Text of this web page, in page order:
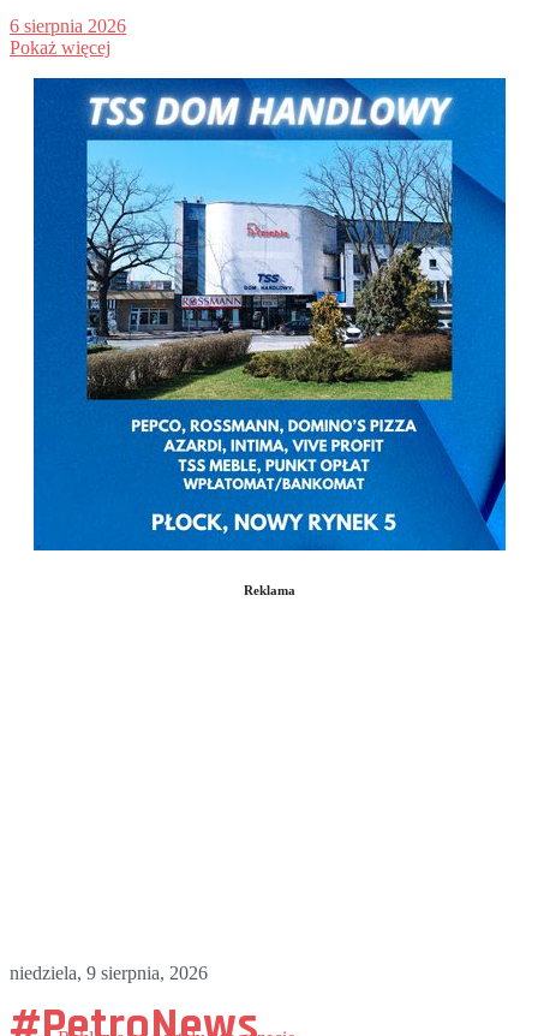
6 sierpnia 2026
Pokaż więcej
Reklama
niedziela, 9 sierpnia, 2026